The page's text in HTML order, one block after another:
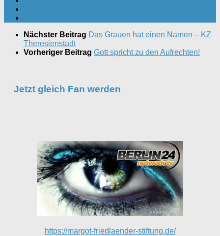
Nächster Beitrag Das Grauen hat einen Namen – KZ
Theresienstadt
Vorheriger Beitrag Gott spricht zu den Aufrechten!
Jetzt gleich Fan werden
https://margot-friedlaender-stiftung.de/